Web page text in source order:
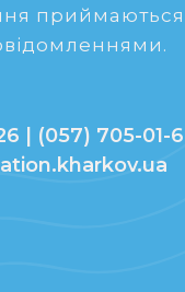
| (057) 705-01-